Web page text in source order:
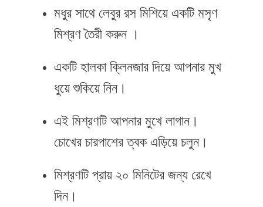
মধুর সাথে লেবুর রস মিশিয়ে একটি মসৃণ
মিশ্রণ তৈরী করুন ।
একটি হালকা ক্লিনজার দিয়ে আপনার মুখ
ধুয়ে শুকিয়ে নিন।
এই মিশ্রণটি আপনার মুখে লাগান।
চোখের চারপাশের ত্বক এড়িয়ে চলুন।
মিশ্রণটি প্রায় ২০ মিনিটের জন্য রেখে
দিন।